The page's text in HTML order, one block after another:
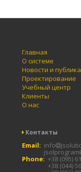
Главная
О системе
Новости и
Проектирование
Учебный центр
Клиенты
О нас
Контакты
Email: info
jsolprogram
Phone: +38 (095)
+38 (044)